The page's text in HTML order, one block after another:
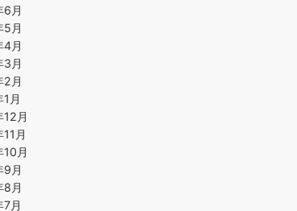
月
月
月
月
月
月
月
月
月
月
月
月